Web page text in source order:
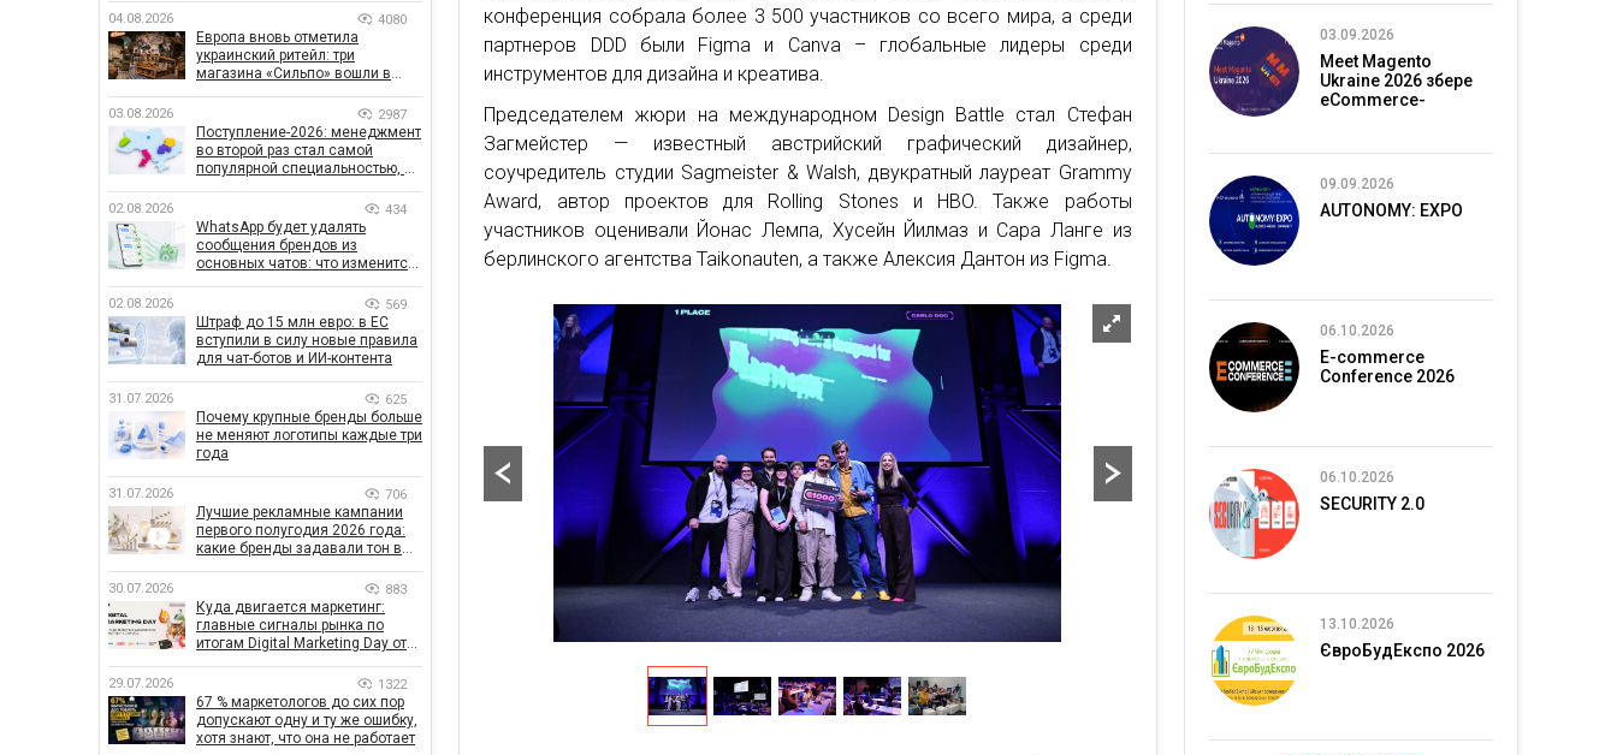
конференция собрала более 3 500 участников со всего мира, а среди
партнеров DDD были Figma и Canva – глобальные лидеры среди
инструментов для дизайна и креатива.
Председателем жюри на международном Design Battle стал Стефан
Загмейстер — известный австрийский графический дизайнер,
соучредитель студии Sagmeister & Walsh, двукратный лауреат Grammy
Award, автор проектов для Rolling Stones и HBO. Также работы
участников оценивали Йонас Лемпа, Хусейн Йилмаз и Сара Ланге из
берлинского агентства Taikonauten, а также Алексия Дантон из Figma.
04.08.2026 4080
Европа вновь отметила
украинский ритейл: три
магазина «Сильпо» вошли в
03.08.2026 2987
Поступление-2026: менеджмент
во второй раз стал самой
популярной специальностью, а
рекордным за последние 5 лет
02.08.2026 434
WhatsApp будет удалять
сообщения брендов из
основных чатов: что изменится
02.08.2026 569
Штраф до 15 млн евро: в ЕС
вступили в силу новые правила
для чат-ботов и ИИ-контента
31.07.2026 625
Почему крупные бренды больше
не меняют логотипы каждые три
года
31.07.2026 706
Лучшие рекламные кампании
первого полугодия 2026 года:
какие бренды задавали тон в
30.07.2026 883
Куда двигается маркетинг:
главные сигналы рынка по
итогам Digital Marketing Day от
29.07.2026 1322
67 % маркетологов до сих пор
допускают одну и ту же ошибку,
хотя знают, что она не работает
03.09.2026
Meet Magento
Ukraine 2026 збере
eCommerce-
09.09.2026
AUTONOMY: EXPO
06.10.2026
E-commerce
Conference 2026
06.10.2026
SECURITY 2.0
13.10.2026
ЄвроБудЕкспо 2026